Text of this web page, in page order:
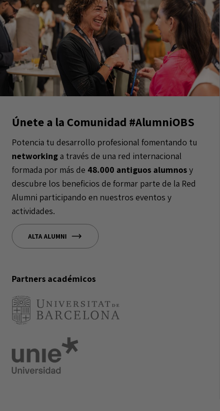
Únete a la Comunidad #AlumniOBS
Potencia tu desarrollo profesional fomentando tu
networkinga través de una red internacional
formada por más de 48.000 antiguos alumnosy
descubre los beneficios de formar parte de la Red
Alumni participando en nuestros eventos y
actividades.
ALTA ALUMNI
Partners académicos